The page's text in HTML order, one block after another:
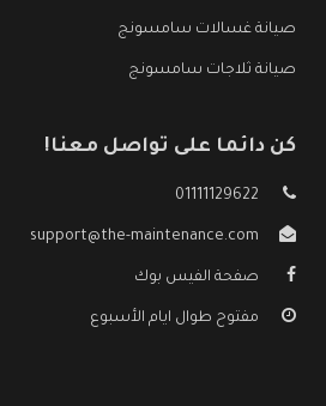
صيانة غسالات سامسونج
صيانة ثلاجات سامسونج
كن دائما على تواصل معنا!
01111129622
support@the-maintenance.com
صفحة الفيس بوك
مفتوح طوال ايام الأسبوع